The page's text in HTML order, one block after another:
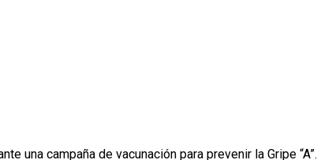
una campaña de vacunación para prevenir la Gripe “A”.